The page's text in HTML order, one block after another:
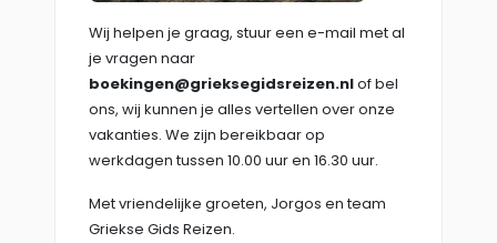
Wij helpen je graag, stuur een e-mail met al
je vragen naar
boekingen@grieksegidsreizen.nlof bel
ons, wij kunnen je alles vertellen over onze
vakanties. We zijn bereikbaar op
werkdagen tussen 10.00 uur en 16.30 uur.
Met vriendelijke groeten, Jorgos en team
Griekse Gids Reizen.